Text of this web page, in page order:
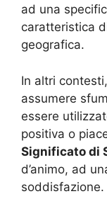
ad una
caratteristica
geografica.
In altri
assumere
essere
positiva o
Significato di
d’animo, ad
soddisfazione.